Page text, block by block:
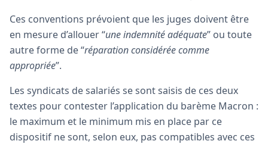
Ces conventions prévoient que les juges doivent être
en mesure d’allouer “une indemnité adéquate” ou toute
autre forme de “réparation considérée comme
appropriée”.
Les syndicats de salariés se sont saisis de ces deux
textes pour contester l’application du barème Macron :
le maximum et le minimum mis en place par ce
dispositif ne sont, selon eux, pas compatibles avec ces